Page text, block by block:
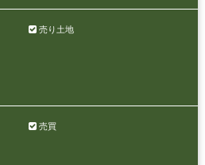
売り土地
売買